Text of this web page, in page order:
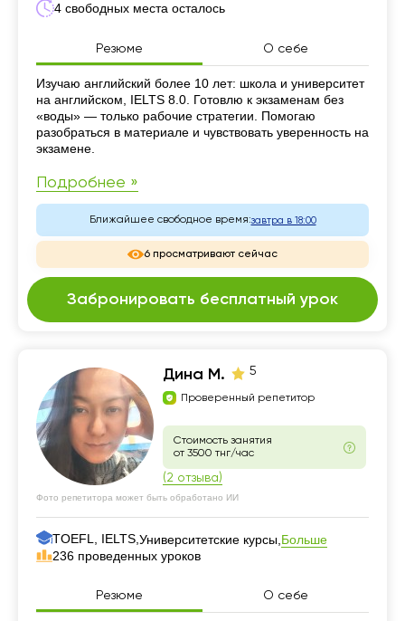
4 свободных места осталось
Резюме О себе
Резюме
Изучаю английский более 10 лет: школа и университет
на английском, IELTS 8.0. Готовлю к экзаменам без
«воды» — только рабочие стратегии. Помогаю
разобраться в материале и чувствовать уверенность на
экзамене.
Подробнее »
Ближайшее свободное время:завтра в 18:00
6 просматривают сейчас
Забронировать бесплатный урок
Дина М. 5
Проверенный репетитор
Стоимость занятия
от 3500 тнг/час
(2 отзыва)
Фото репетитора может быть обработано ИИ
TOEFL, IELTS, Университетские курсы, Больше
236 проведенных уроков
Резюме О себе